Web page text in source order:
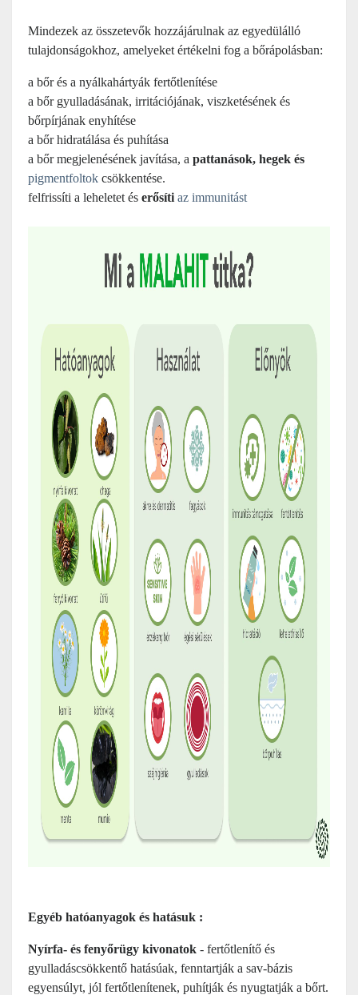
Mindezek az összetevők hozzájárulnak az egyedülálló
tulajdonságokhoz, amelyeket értékelni fog a bőrápolásban:
a bőr és a nyálkahártyák fertőtlenítése
a bőr gyulladásának, irritációjának, viszketésének és
bőrpírjának enyhítése
a bőr hidratálása és puhítása
a bőr megjelenésének javítása, a pattanások, hegek és
pigmentfoltok csökkentése.
felfrissíti a leheletet és erősíti az immunitást
Egyéb hatóanyagok és hatásuk :
Nyírfa- és fenyőrügy kivonatok - fertőtlenítő és
gyulladáscsökkentő hatásúak, fenntartják a sav-bázis
egyensúlyt, jól fertőtlenítenek, puhítják és nyugtatják a bőrt.